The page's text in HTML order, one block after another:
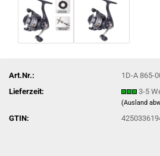
Art.Nr.:
1D-A 865-
Lieferzeit:
3-5
(Ausland
GTIN: